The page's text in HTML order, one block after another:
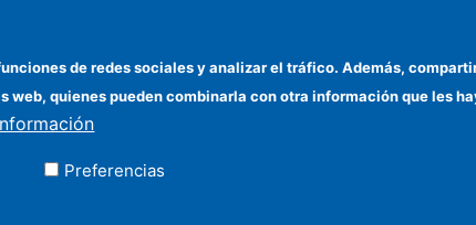
de redes sociales y analizar el tráfico. Además,
quienes pueden combinarla con otra información que les
Preferencias